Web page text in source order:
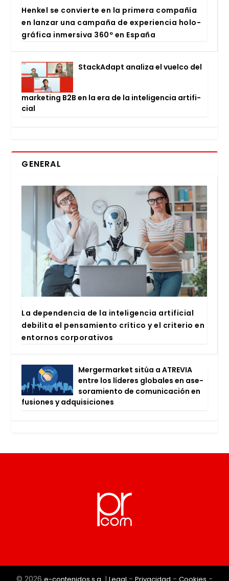
Hen­kel se con­vier­te en la pri­me­ra com­pa­ñía
en lan­zar una cam­pa­ña de expe­rien­cia holo­
grá­fi­ca inmer­si­va 360º en Espa­ña
Stac­kA­dapt ana­li­za el vuel­co del
mar­ke­ting B2B en la era de la inte­li­gen­cia arti­fi­
cial
GENERAL
La depen­den­cia de la inte­li­gen­cia arti­fi­cial
debi­li­ta el pen­sa­mien­to crí­ti­co y el cri­te­rio en
entor­nos cor­po­ra­ti­vos
Mer­ger­mar­ket sitúa a ATRE­VIA
entre los líde­res glo­ba­les en ase­
so­ra­mien­to de comu­ni­ca­ción en
fusio­nes y adqui­si­cio­nes
© 2026 | - - -